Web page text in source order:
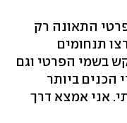
התאונה רק
תנחומים
בשמי הפרטי וגם
הכנים ביותר
אני אמצא דרך